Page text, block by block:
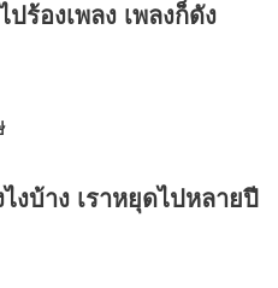
ร้องเพลง เพลงก็ดัง
งบ้าง เราหยุดไปหลายปี